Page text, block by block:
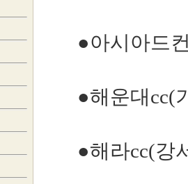
●아시아드
●해운대cc(
●해라cc(강